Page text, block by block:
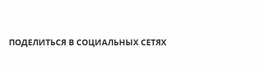
ПОДЕЛИТЬСЯ В СОЦИАЛЬНЫХ СЕТЯХ